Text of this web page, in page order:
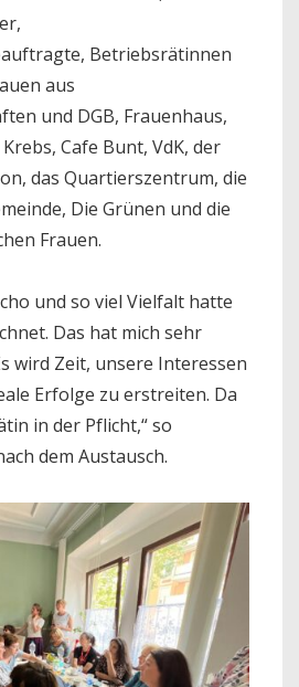
Betriebsrätinnen
aus
und DGB, Frauenhaus,
Cafe Bunt, VdK, der
das Quartierszentrum, die
Die Grünen und die
Frauen.
und so viel Vielfalt hatte
Das hat mich sehr
wird Zeit, unsere Interessen
Erfolge zu erstreiten. Da
in der Pflicht,“ so
dem Austausch.